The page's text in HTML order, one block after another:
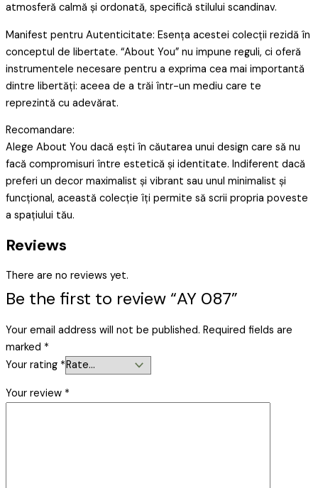
atmosferă calmă și ordonată, specifică stilului scandinav.
Manifest pentru Autenticitate: Esența acestei colecții rezidă în
conceptul de libertate. “About You” nu impune reguli, ci oferă
instrumentele necesare pentru a exprima cea mai importantă
dintre libertăți: aceea de a trăi într-un mediu care te
reprezintă cu adevărat.
Recomandare:
Alege About You dacă ești în căutarea unui design care să nu
facă compromisuri între estetică și identitate. Indiferent dacă
preferi un decor maximalist și vibrant sau unul minimalist și
funcțional, această colecție îți permite să scrii propria poveste
a spațiului tău.
Reviews
There are no reviews yet.
Be the first to review “AY 087”
Your email address will not be published. Required fields are
marked *
Your rating *
Your review *